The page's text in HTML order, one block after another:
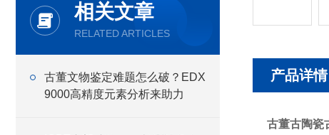
相关文章
RELATED ARTICLES
古董文物鉴定难题怎么破？EDX
9000高精度元素分析来助力
产品详情
古董古陶瓷